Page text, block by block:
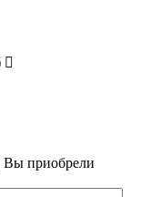
Вы приобрели